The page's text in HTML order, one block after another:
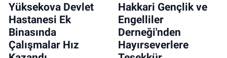
Yüksekova Devlet
Hastanesi Ek
Binasında
Çalışmalar Hız
Hakkari Gençlik ve
Engelliler
Derneği'nden
Hayırseverlere